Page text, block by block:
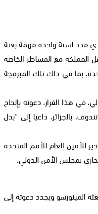
هذا النص الذي مدد لسنة واحدة مهمة بعثة
غاية 30 أبريل 2015، بتفاعل المملكة مع المساطر الخاصة
بما في ذلك تلك المبرمجة
هذا القرار، دعوته بإلحاح
بالجزائر، داعيا إلى “بذل
للأمين العام للأمم المتحدة
بمجلس الأمن الدولي.
المينورسو ويجدد دعوته إلى